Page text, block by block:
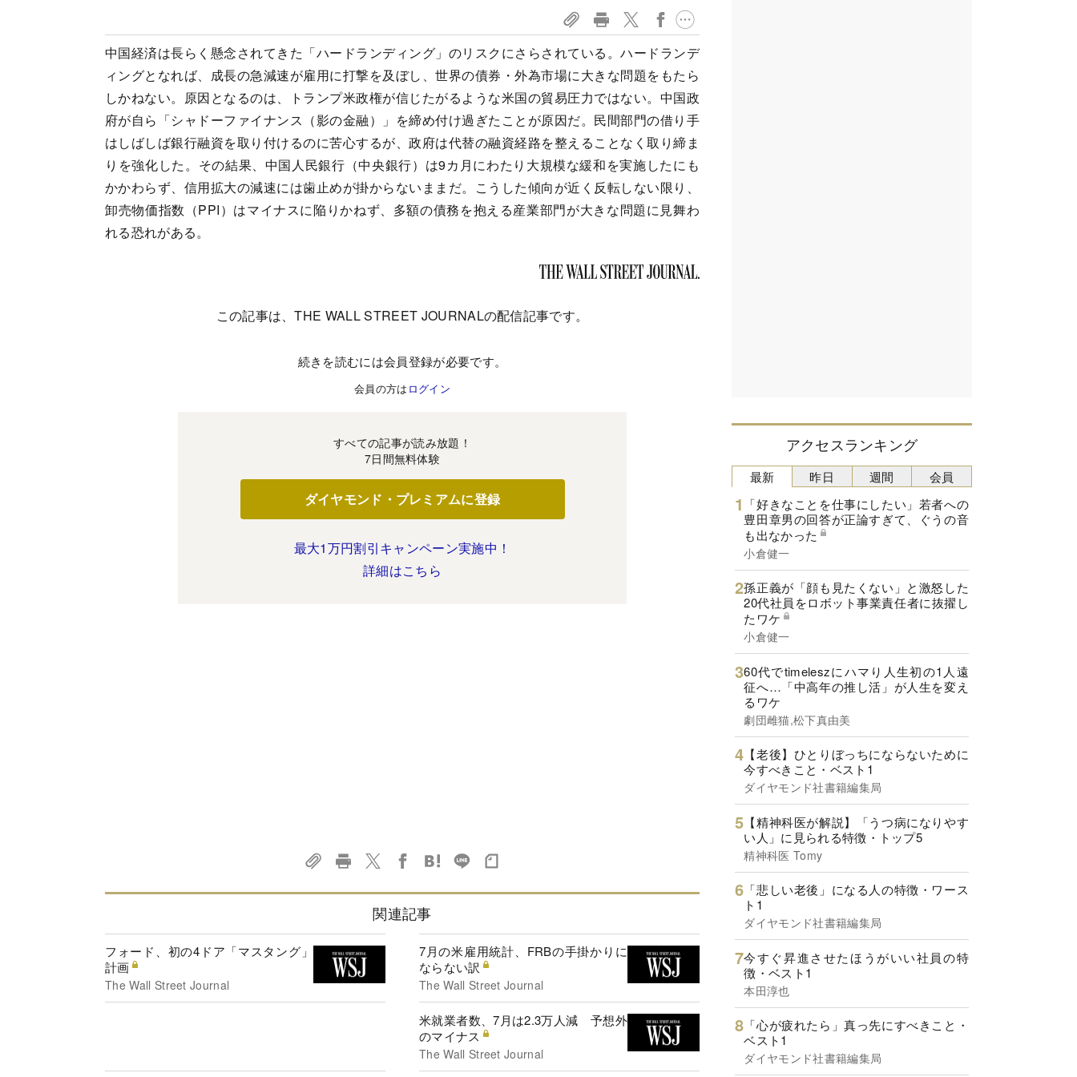
中国経済は長らく懸念されてきた「ハードランディング」のリスクにさらされている。ハードランデ
ィングとなれば、成長の急減速が雇用に打撃を及ぼし、世界の債券・外為市場に大きな問題をもたら
しかねない。原因となるのは、トランプ米政権が信じたがるような米国の貿易圧力ではない。中国政
府が自ら「シャドーファイナンス（影の金融）」を締め付け過ぎたことが原因だ。民間部門の借り手
はしばしば銀行融資を取り付けるのに苦心するが、政府は代替の融資経路を整えることなく取り締ま
りを強化した。その結果、中国人民銀行（中央銀行）は9カ月にわたり大規模な緩和を実施したにも
かかわらず、信用拡大の減速には歯止めが掛からないままだ。こうした傾向が近く反転しない限り、
卸売物価指数（PPI）はマイナスに陥りかねず、多額の債務を抱える産業部門が大きな問題に見舞わ
れる恐れがある。
この記事は、THE WALL STREET JOURNALの配信記事です。
続きを読むには会員登録が必要です。
会員の方は ログイン
すべての記事が読み放題！
7日間無料体験
ダイヤモンド・プレミアムに登録
最大1万円割引キャンペーン実施中！
詳細はこちら
関連記事
フォード、初の4ドア「マスタング」
計画
The Wall Street Journal
7月の米雇用統計、FRBの手掛かりに
ならない訳
The Wall Street Journal
米就業者数、7月は2.3万人減 予想外
のマイナス
The Wall Street Journal
アクセスランキング
最新
「好きなことを仕事にしたい」若者への
豊田章男の回答が正論すぎて、ぐうの音
も出なかった
小倉健一
孫正義が「顔も見たくない」と激怒した
20代社員をロボット事業責任者に抜擢し
たワケ
小倉健一
60代でtimeleszにハマり人生初の1人遠
征へ…「中高年の推し活」が人生を変え
るワケ
劇団雌猫,松下真由美
【老後】ひとりぼっちにならないために
今すべきこと・ベスト1
ダイヤモンド社書籍編集局
【精神科医が解説】「うつ病になりやす
い人」に見られる特徴・トップ5
精神科医 Tomy
「悲しい老後」になる人の特徴・ワース
ト1
ダイヤモンド社書籍編集局
今すぐ昇進させたほうがいい社員の特
徴・ベスト1
本田淳也
「心が疲れたら」真っ先にすべきこと・
ベスト1
ダイヤモンド社書籍編集局
昨日 週間 会員